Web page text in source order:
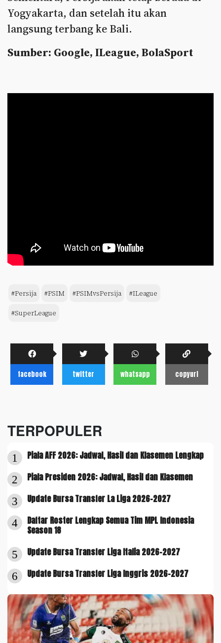
Yogyakarta, dan setelah itu akan
langsung terbang ke Bali.
Sumber: Google, ILeague, BolaSport
#Persija #PSIM #PSIMvsPersija #ILeague
#SuperLeague
facebook twitter whatsapp copyurl
TERPOPULER
1 Piala AFF 2026: Jadwal, Hasil dan Klasemen Lengkap
2 Piala Presiden 2026: Jadwal, Hasil dan Klasemen
3 Update Bursa Transfer La Liga 2026-2027
4
Daftar Roster Lengkap Semua Tim MPL Indonesia
Season 18
5 Update Bursa Transfer Liga Italia 2026-2027
6 Update Bursa Transfer Liga Inggris 2026-2027